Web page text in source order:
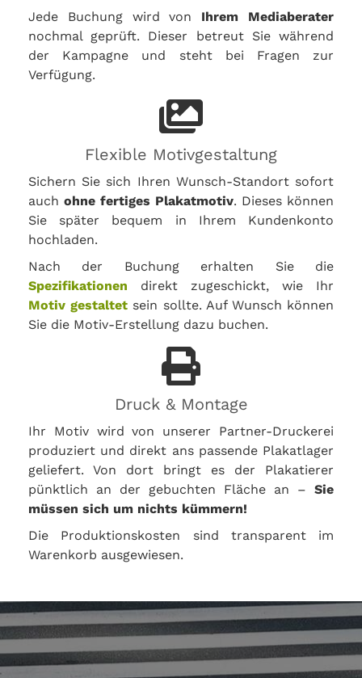
Jede Buchung wird von Ihrem Mediaberater
nochmal geprüft. Dieser betreut Sie während
der Kampagne und steht bei Fragen zur
Verfügung.
Flexible Motivgestaltung
Sichern Sie sich Ihren Wunsch-Standort sofort
auch ohne fertiges Plakatmotiv. Dieses können
Sie später bequem in Ihrem Kundenkonto
hochladen.
Nach der Buchung erhalten Sie die
Spezifikationen direkt zugeschickt, wie Ihr
Motiv gestaltet sein sollte. Auf Wunsch können
Sie die Motiv-Erstellung dazu buchen.
Druck & Montage
Ihr Motiv wird von unserer Partner-Druckerei
produziert und direkt ans passende Plakatlager
geliefert. Von dort bringt es der Plakatierer
pünktlich an der gebuchten Fläche an – Sie
müssen sich um nichts kümmern!
Die Produktionskosten sind transparent im
Warenkorb ausgewiesen.